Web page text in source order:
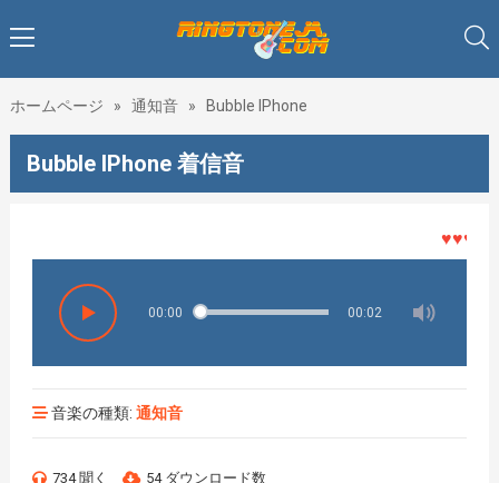
ホームページ » 通知音 » Bubble IPhone
Bubble IPhone 着信音
♥♥♥着メ
00:00 00:02
音楽の種類: 通知音
734 聞く 54 ダウンロード数